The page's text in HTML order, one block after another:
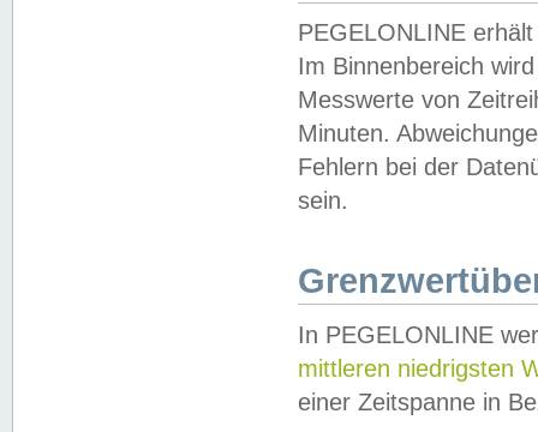
PEGELONLINE
Im Binnenbereich
Messwerte von
Minuten.
Fehlern bei der
sein.
In PEGELONLINE
mittleren niedrigsten
einer Zeitspanne in